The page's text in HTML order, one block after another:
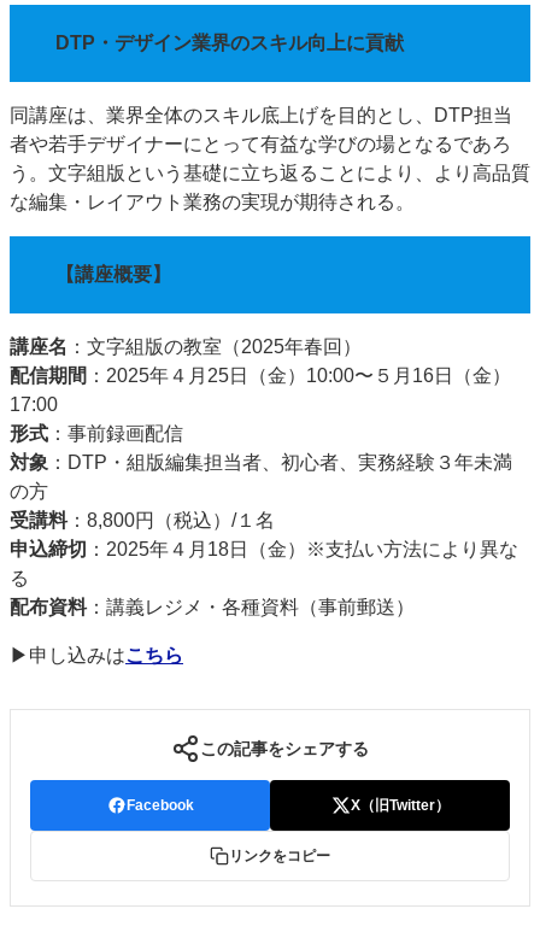
DTP・デザイン業界のスキル向上に貢献
同講座は、業界全体のスキル底上げを目的とし、DTP担当
者や若手デザイナーにとって有益な学びの場となるであろ
う。文字組版という基礎に立ち返ることにより、より高品質
な編集・レイアウト業務の実現が期待される。
【講座概要】
講座名 ：文字組版の教室（2025年春回）
配信期間 ：2025年４月25日（金）10:00〜５月16日（金）
17:00
形式 ：事前録画配信
対象 ：DTP・組版編集担当者、初心者、実務経験３年未満
の方
受講料：8,800円（税込）/１名
申込締切 ：2025年４月18日（金）※支払い方法により異な
る
配布資料：講義レジメ・各種資料（事前郵送）
▶申し込みはこちら
この記事をシェアする
Facebook X（旧Twitter）
リンクをコピー